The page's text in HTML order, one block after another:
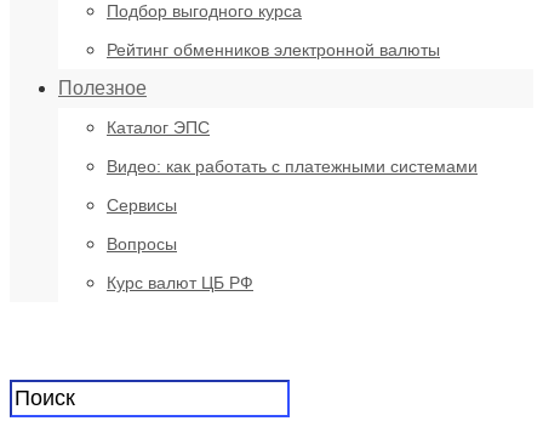
Подбор выгодного курса
Рейтинг обменников электронной валюты
Полезное
Каталог ЭПС
Видео: как работать с платежными системами
Сервисы
Вопросы
Курс валют ЦБ РФ